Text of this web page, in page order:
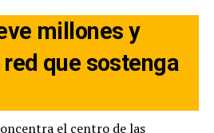
millones y
que sostenga
el centro de las